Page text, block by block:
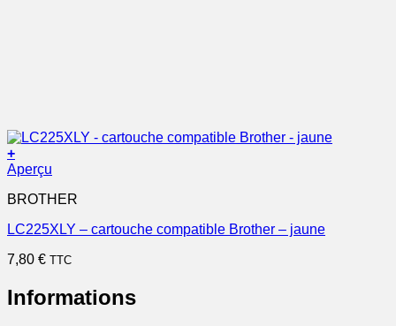
+
Aperçu
BROTHER
LC225XLY – cartouche compatible Brother – jaune
7,80 € TTC
Informations